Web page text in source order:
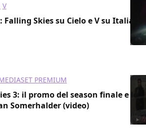
V
Skies su Cielo e V su Italia 1
PREMIUM
3: il promo del season finale e le
Somerhalder (video)